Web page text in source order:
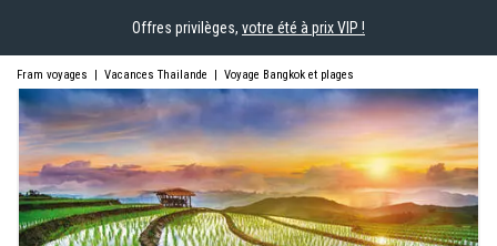
Offres privilèges, votre été à prix VIP !
Fram voyages | Vacances Thailande | Voyage Bangkok et plages